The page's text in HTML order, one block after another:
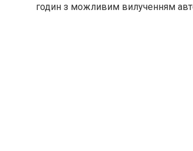
годин з можливим вилученням